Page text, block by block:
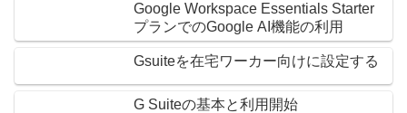
Google Workspace Essentials Starter
プランでのGoogle AI機能の利用
Gsuiteを在宅ワーカー向けに設定する
G Suiteの基本と利用開始